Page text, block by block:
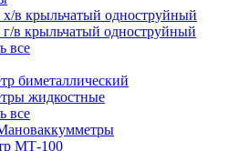
х/в крыльчатый одноструйный
в крыльчатый одноструйный
все
биметаллический
жидкостные
все
МТ-100